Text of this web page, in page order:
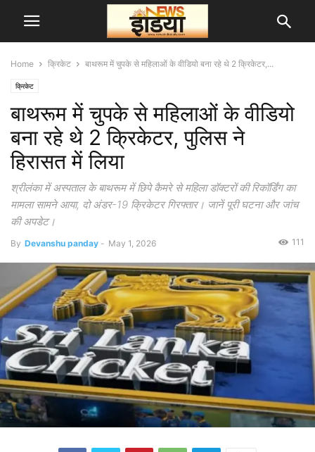
Home क्रिकेट बाथरूम में चुपके से महिलाओं के वीडियो बना रहे थे 2 क्रिकेटर,...
क्रिकेट
बाथरूम में चुपके से महिलाओं के वीडियो
बना रहे थे 2 क्रिकेटर, पुलिस ने
हिरासत में लिया
श्रीलंका में अस्पताल के बाथरूम में छिपे कैमरे से महिला डॉक्टरों की रिकॉर्डिंग का
मामला सामने आया, दो अंडर-19 क्रिकेटर गिरफ्तार। जानें पूरी घटना और जांच
की अपडेट।
By Devanshu panday - May 1, 2026 111